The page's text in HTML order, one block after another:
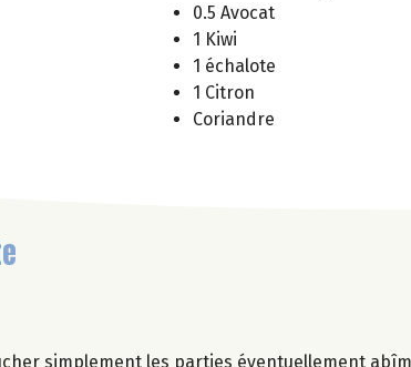
0.5 Avocat
1 Kiwi
1 échalote
1 Citron
Coriandre
simplement les parties éventuellement